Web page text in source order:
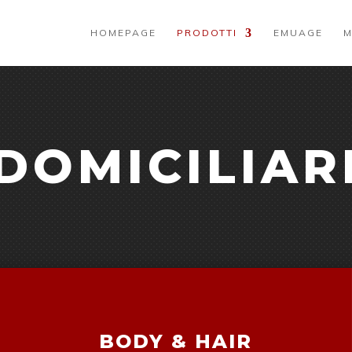
HOMEPAGE PRODOTTI EMUAGE
BODY & HAIR